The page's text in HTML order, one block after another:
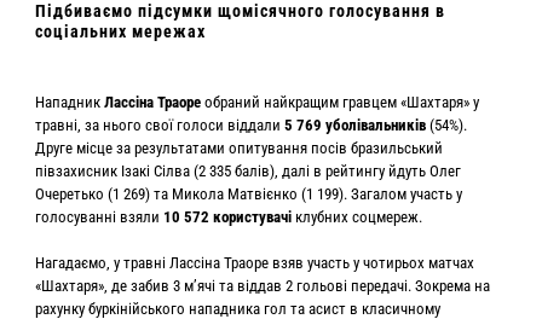
Підбиваємо підсумки щомісячного голосування в
соціальних мережах
Нападник Лассіна Траореобраний найкращим гравцем «Шахтаря» у
травні, за нього свої голоси віддали5 769 уболівальників (54%).
Друге місце за результатами опитування посів бразильський
півзахисник Ізакі Сілва (2 335 балів), далі в рейтингу йдуть Олег
Очеретько (1 269) та Микола Матвієнко (1 199). Загалом участь у
голосуванні взяли 10 572 користувачі клубних соцмереж.
Нагадаємо, у травні Лассіна Траоре взяв участь у чотирьох матчах
«Шахтаря», де забив 3 мʼячі та віддав 2 гольові передачі. Зокрема на
рахунку буркінійського нападника гол та асист в класичному